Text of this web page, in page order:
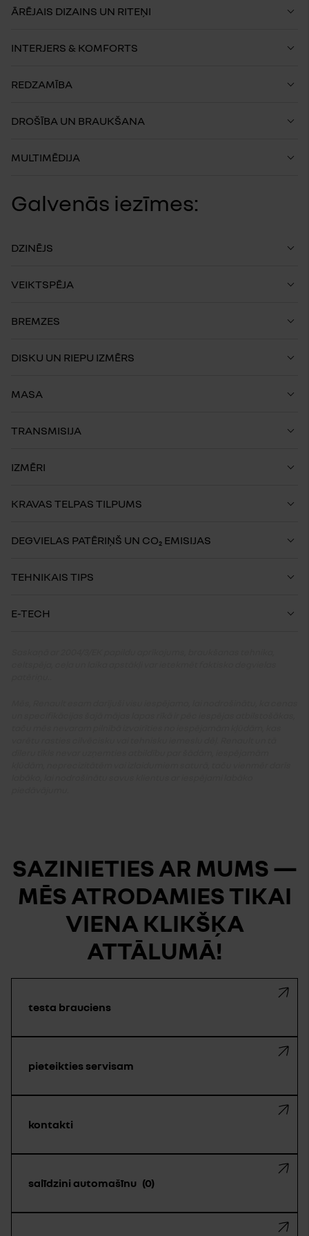
ĀRĒJAIS DIZAINS UN RITEŅI
INTERJERS & KOMFORTS
REDZAMĪBA
DROŠĪBA UN BRAUKŠANA
MULTIMĒDIJA
Galvenās iezīmes:
DZINĒJS
VEIKTSPĒJA
BREMZES
DISKU UN RIEPU IZMĒRS
MASA
TRANSMISIJA
IZMĒRI
KRAVAS TELPAS TILPUMS
DEGVIELAS PATĒRIŅŠ UN CO₂ EMISIJAS
TEHNIKAIS TIPS
E-TECH
SAZINIETIES AR MUMS —
MĒS ATRODAMIES TIKAI
VIENA KLIKŠĶA
ATTĀLUMĀ!
testa brauciens
pieteikties servisam
kontakti
salīdzini automašīnu 0